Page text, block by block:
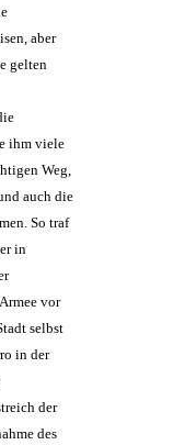
aber
gelten
ihm viele
Weg,
auch die
So traf
in
vor
selbst
in der
der
des